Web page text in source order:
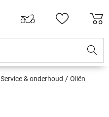
Service & onderhoud Oliën